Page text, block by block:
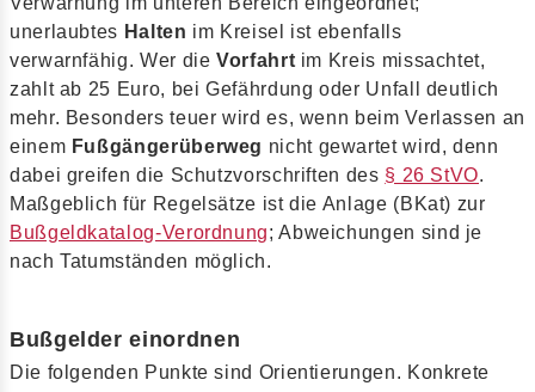
unerlaubtes Halten im Kreisel ist ebenfalls
verwarnfähig. Wer dieVorfahrt im Kreis missachtet,
zahlt ab 25 Euro, bei Gefährdung oder Unfall deutlich
mehr. Besonders teuer wird es, wenn beim Verlassen an
einem Fußgängerüberweg nicht gewartet wird, denn
dabei greifen die Schutzvorschriften des § 26 StVO.
Maßgeblich für Regelsätze ist die Anlage (BKat) zur
Bußgeldkatalog-Verordnung; Abweichungen sind je
nach Tatumständen möglich.
Bußgelder einordnen
Die folgenden Punkte sind Orientierungen. Konkrete